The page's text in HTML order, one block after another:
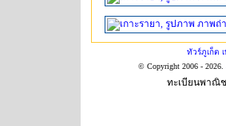
ทัวร์ภูเก็ต
© Copyright 2006 - 2026.
ทะเบียนพาณิช